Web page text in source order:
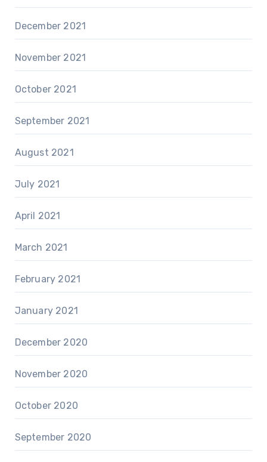
December 2021
November 2021
October 2021
September 2021
August 2021
July 2021
April 2021
March 2021
February 2021
January 2021
December 2020
November 2020
October 2020
September 2020